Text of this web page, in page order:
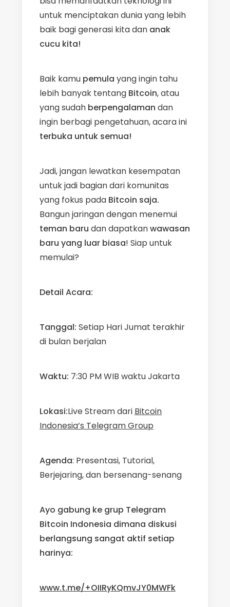
untuk menciptakan dunia yang lebih
baik bagi generasi kita dan anak
cucu kita!
Baik kamu pemula yang ingin tahu
lebih banyak tentang Bitcoin, atau
yang sudah berpengalaman dan
ingin berbagi pengetahuan, acara ini
terbuka untuk semua!
Jadi, jangan lewatkan kesempatan
untuk jadi bagian dari komunitas
yang fokus pada Bitcoin saja.
Bangun jaringan dengan menemui
teman baru dan dapatkanwawasan
baru yang luar biasa! Siap untuk
memulai?
Detail Acara:
Tanggal: Setiap Hari Jumat terakhir
di bulan berjalan
Waktu: 7:30 PM WIB waktu Jakarta
Lokasi:Live Stream dari Bitcoin
Indonesia’s Telegram Group
Agenda: Presentasi, Tutorial,
Berjejaring, dan bersenang-senang
Ayo gabung ke grup Telegram
Bitcoin Indonesia dimana diskusi
berlangsung sangat aktif setiap
harinya:
www.t.me/+OIIRyKQmvJY0MWFk